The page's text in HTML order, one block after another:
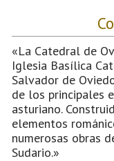
«La Catedral de
Iglesia Basílica
Salvador de
de los principales
asturiano.
elementos
numerosas obras
Sudario.»